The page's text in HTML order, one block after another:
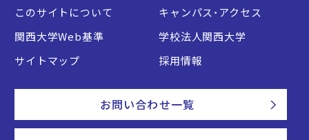
このサイトについて
キャンパス・アクセス
関西大学Web基準
学校法人関西大学
サイトマップ
採用情報
お問い合わせ一覧